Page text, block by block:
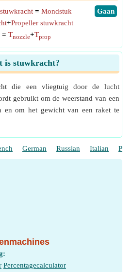
​Gaan
= Mondstuk
+Propeller stuwkracht
= Tnozzle+Tprop
is stuwkracht?
die een vliegtuig door de lucht
gebruikt om de weerstand van een
en om het gewicht van een raket te
German Russian Italian
Percentagecalculator